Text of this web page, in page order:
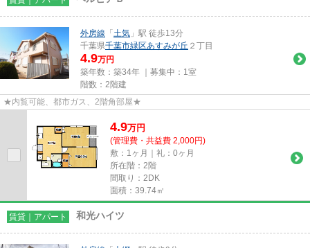
外房線 「 土気 」駅 徒歩13分
千葉県千葉市緑区あすみが丘 ２丁目
4.9万円
築年数：築34年 ｜募集中： 1室
階数：2階建
★内覧可能、都市ガス、2階角部屋★
4.9万円
(管理費・共益費 2,000円)
敷：1ヶ月｜礼：0ヶ月
所在階：2階
間取り：2DK
面積：39.74㎡
賃貸｜アパート 和光ハイツ